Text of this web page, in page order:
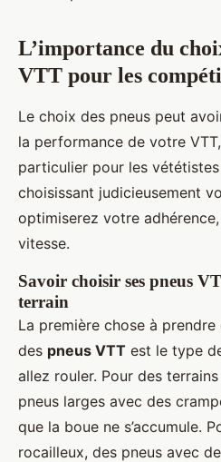
L’importance du
VTT pour les
Le choix des pneus peut
la performance de votre
particulier pour les
choisissant judicieusement
optimiserez votre
vitesse.
Savoir choisir ses pneus
terrain
La première chose à
des pneus VTT est le type
allez rouler. Pour des
pneus larges avec des
que la boue ne s’accumule.
rocailleux, des pneus avec